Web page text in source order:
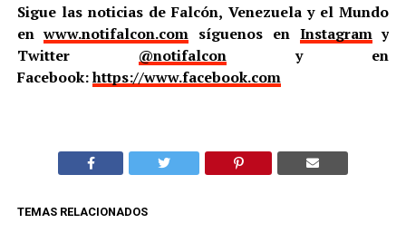
Sigue las noticias de Falcón, Venezuela y el Mundo
enwww.notifalcon.com síguenos en Instagramy
Twitter @notifalcony en
Facebook:https://www.facebook.com
TEMAS RELACIONADOS